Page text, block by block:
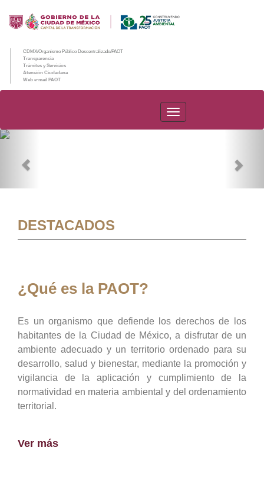
CDMX/Organismo Público Descentralizado/PAOT
Transparencia
Trámites y Servicios
Atención Ciudadana
Web e-mail PAOT
PAOT
DESTACADOS
¿Qué es la PAOT?
Es un organismo que defiende los derechos de los
habitantes de la Ciudad de México, a disfrutar de un
ambiente adecuado y un territorio ordenado para su
desarrollo, salud y bienestar, mediante la promoción y
vigilancia de la aplicación y cumplimiento de la
normatividad en materia ambiental y del ordenamiento
territorial.
Ver más